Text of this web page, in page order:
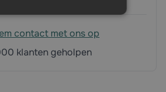
contact met ons op
klanten geholpen